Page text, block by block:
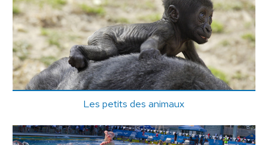
Les petits des animaux